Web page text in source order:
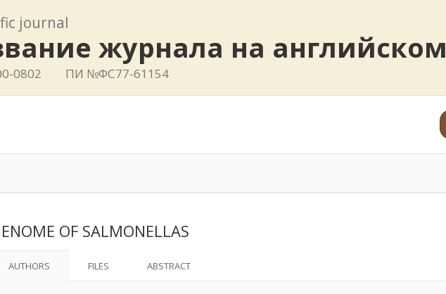
journal
журнала на английском
0802 ПИ №ФС77-61154
OF SALMONELLAS
AUTHORS FILES ABSTRACT